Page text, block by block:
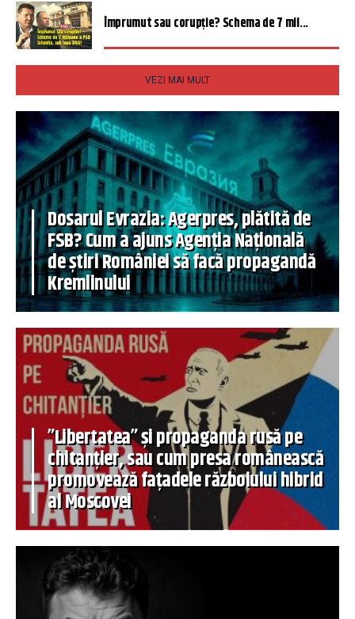
Împrumut sau corupție? Schema de 7 mil...
VEZI MAI MULT
Dosarul Evrazia: Agerpres, plătită de
FSB? Cum a ajuns Agenția Națională
de știri României să facă propagandă
Kremlinului
”Libertatea” și propaganda rusă pe
chitanțier, sau cum presa românească
promovează fațadele războiului hibrid
al Moscovei